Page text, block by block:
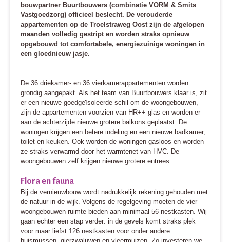
bouwpartner Buurtbouwers (combinatie VORM & Smits
Vastgoedzorg) officieel beslecht. De verouderde
appartementen op de Troelstraweg Oost zijn de afgelopen
maanden volledig gestript en worden straks opnieuw
opgebouwd tot comfortabele, energiezuinige woningen in
een gloednieuw jasje.
De 36 driekamer- en 36 vierkamerappartementen worden
grondig aangepakt. Als het team van Buurtbouwers klaar is, zit
er een nieuwe goedgeïsoleerde schil om de woongebouwen,
zijn de appartementen voorzien van HR++ glas en worden er
aan de achterzijde nieuwe grotere balkons geplaatst. De
woningen krijgen een betere indeling en een nieuwe badkamer,
toilet en keuken. Ook worden de woningen gasloos en worden
ze straks verwarmd door het warmtenet van HVC. De
woongebouwen zelf krijgen nieuwe grotere entrees.
Flora en fauna
Bij de vernieuwbouw wordt nadrukkelijk rekening gehouden met
de natuur in de wijk. Volgens de regelgeving moeten de vier
woongebouwen ruimte bieden aan minimaal 56 nestkasten. Wij
gaan echter een stap verder: in de gevels komt straks plek
voor maar liefst 126 nestkasten voor onder andere